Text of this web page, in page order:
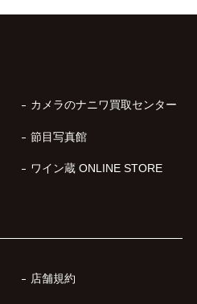
カメラのナニワ買取センター
節目写真館
ワイン蔵 ONLINE STORE
店舗規約